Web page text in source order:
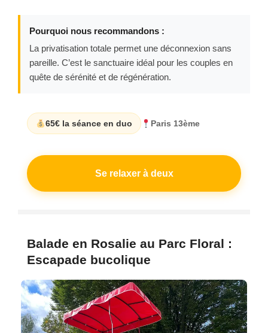
Pourquoi nous recommandons :
La privatisation totale permet une déconnexion sans
pareille. C’est le sanctuaire idéal pour les couples en
quête de sérénité et de régénération.
65€ la séance en duo Paris 13ème
Se relaxer à deux
Balade en Rosalie au Parc Floral :
Escapade bucolique